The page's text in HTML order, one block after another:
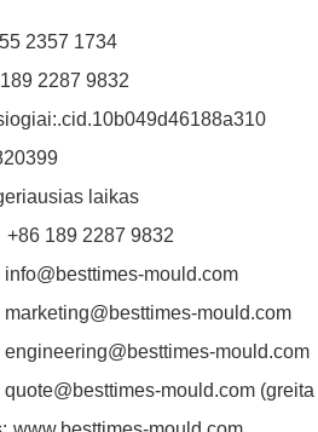
2357 1734
2287 9832
laikas
+86 189 2287 9832
info@besttimes-mould.com
marketing@besttimes-mould.com
engineering@besttimes-mould.com
quote@besttimes-mould.com